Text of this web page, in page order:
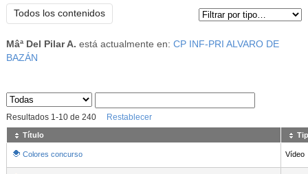
Todos los contenidos
Mâª Del Pilar A. está actualmente en: CP INF-PRI ALVARO DE
BAZÁN
Sus archivos
Resultados 1-10de 240 Restablecer
Título
Colores concurso Vídeo